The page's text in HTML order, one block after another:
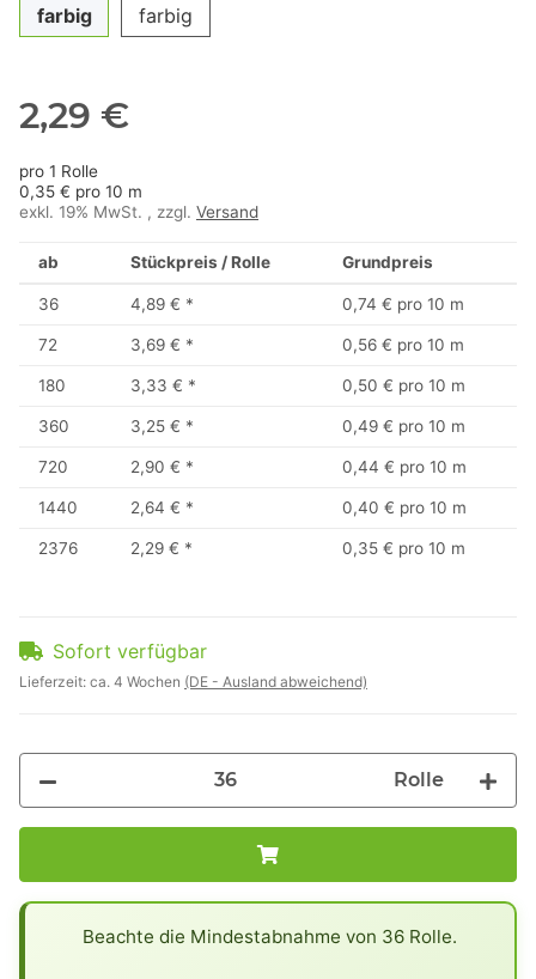
farbig
farbig
2,29 €
pro 1 Rolle
0,35 € pro 10 m
exkl. 19% MwSt. , zzgl. Versand
ab Stückpreis / Rolle Grundpreis
36 4,89 € * 0,74 € pro 10 m
72 3,69 € * 0,56 € pro 10 m
180 3,33 € * 0,50 € pro 10 m
360 3,25 € * 0,49 € pro 10 m
720 2,90 € * 0,44 € pro 10 m
1440 2,64 € * 0,40 € pro 10 m
2376 2,29 € * 0,35 € pro 10 m
Sofort verfügbar
Lieferzeit: ca. 4 Wochen (DE - Ausland abweichend)
Rolle
Beachte die Mindestabnahme von 36 Rolle.